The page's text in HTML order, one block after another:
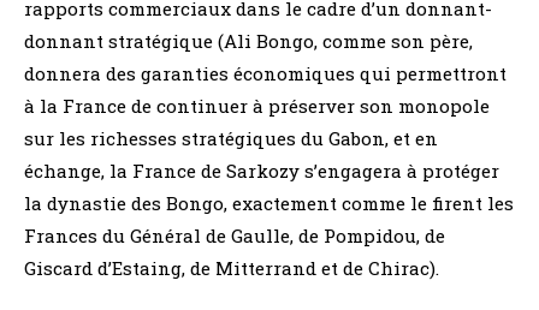
rapports commerciaux dans le cadre d’un donnant-
donnant stratégique (Ali Bongo, comme son père,
donnera des garanties économiques qui permettront
à la France de continuer à préserver son monopole
sur les richesses stratégiques du Gabon, et en
échange, la France de Sarkozy s’engagera à protéger
la dynastie des Bongo, exactement comme le firent les
Frances du Général de Gaulle, de Pompidou, de
Giscard d’Estaing, de Mitterrand et de Chirac).